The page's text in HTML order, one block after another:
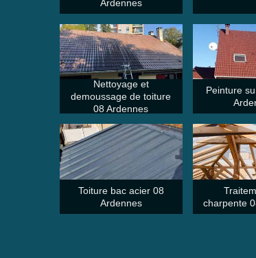
Ardennes
Nettoyage et
demoussage de toiture
08 Ardennes
Peinture
Toiture bac acier 08
Ardennes
charpente